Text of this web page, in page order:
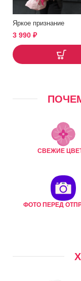
Яркое признание
3 990 ₽
СВЕЖИЕ
ФОТО ПЕРЕД